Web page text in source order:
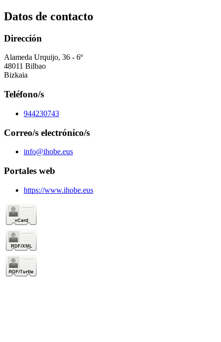
Datos de contacto
Dirección
Alameda Urquijo, 36 - 6º
48011 Bilbao
Bizkaia
Teléfono/s
944230743
Correo/s electrónico/s
info@ihobe.eus
Portales web
https://www.ihobe.eus